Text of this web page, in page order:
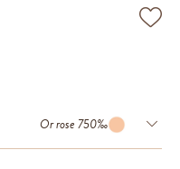
Or rose 750‰